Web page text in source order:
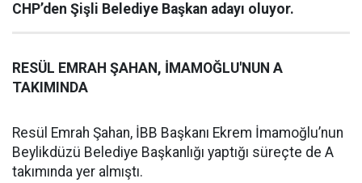
CHP’den Şişli Belediye Başkan adayı oluyor.
RESÜL EMRAH ŞAHAN, İMAMOĞLU'NUN A
TAKIMINDA
Resül Emrah Şahan, İBB Başkanı Ekrem İmamoğlu’nun
Beylikdüzü Belediye Başkanlığı yaptığı süreçte de A
takımında yer almıştı.